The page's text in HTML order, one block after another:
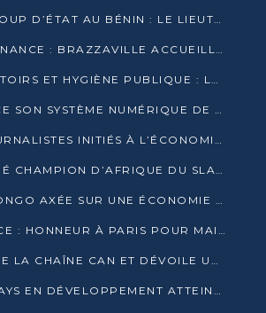
TENTATIVE DE COUP D’ÉTAT AU BÉNIN : LE LIEUTENANT-COLONEL TIGRI S’AUTOPROCLAME CHEF D’UN COMITÉ MILITAIRE
BONNE GOUVERNANCE : BRAZZAVILLE ACCUEILLE LES PREMIÈRES JOURNÉES CONGOLAISES DE L’ÉVALUATION
MARCHÉS, TROTTOIRS ET HYGIÈNE PUBLIQUE : LE GOUVERNEMENT DURCIT LE TON
LE CONGO LANCE SON SYSTÈME NUMÉRIQUE DE VÉRIFICATION DU BOIS
DES FUTURS JOURNALISTES INITIÉS À L’ÉCONOMIE BLEUE DURABLE
LE CONGO SACRÉ CHAMPION D’AFRIQUE DU SLAM 2025
LA VISION DU CONGO AXÉE SUR UNE ÉCONOMIE BAS CARBONE AU RENDEZ-VOUS DE MONACO 2025
RECONNAISSANCE : HONNEUR À PARIS POUR MAIXENT RAOUL OMINGA
CANAL+ RELANCE LA CHAÎNE CAN ET DÉVOILE UNE OFFRE EXCEPTIONNELLE POUR DÉCEMBRE
LA DETTE DES PAYS EN DÉVELOPPEMENT ATTEINT UN SOMMET HISTORIQUE ENTRE 2022 ET 2024